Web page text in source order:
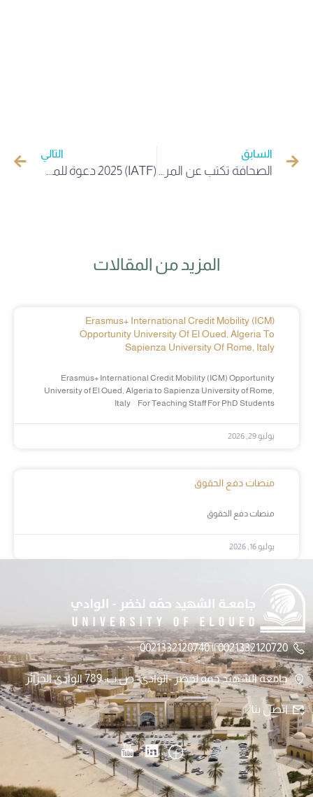
السابق التالي
المزيد من المقالات
Erasmus+ International Credit Mobility (ICM)
Opportunity University Of El Oued, Algeria To
Sapienza University Of Rome, Italy
Erasmus+ International Credit Mobility (ICM) Opportunity
University of El Oued, Algeria to Sapienza University of Rome,
Italy For Teaching Staff For PhD Students
يوليو 29, 2026
منصات دفع الحقوق
منصات دفع الحقوق
يوليو 16, 2026
0021332120720 || 0021332120740
جامعة الشهيد حمه لخضر -الوادي- ص.ب: 789 الوادي الجزائر
اتصل بنا